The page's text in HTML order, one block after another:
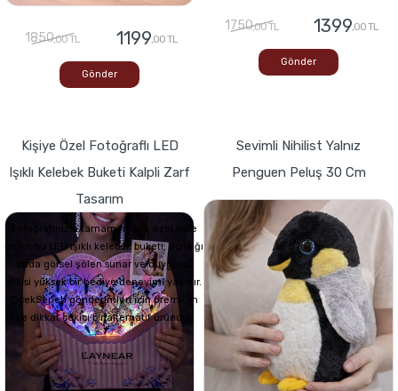
1850,00 TL 1199,00 TL
Gönder
1750,00 TL 1399,00 TL
Gönder
Kişiye Özel Fotoğraflı LED
Işıklı Kelebek Buketi Kalpli Zarf
Tasarım
Fotoğrafınızla tamamen size özel hale
gelen bu LED ışıklı kelebek buketi, açıldığı
anda görsel şölen sunar ve duygusal
etkisi yüksek bir hediye deneyimi yaşatır.
ÇiçekSepeti gönderimleri için premium
ve dikkat çekici bir alternatif üründür
Sevimli Nihilist Yalnız
Penguen Peluş 30 Cm